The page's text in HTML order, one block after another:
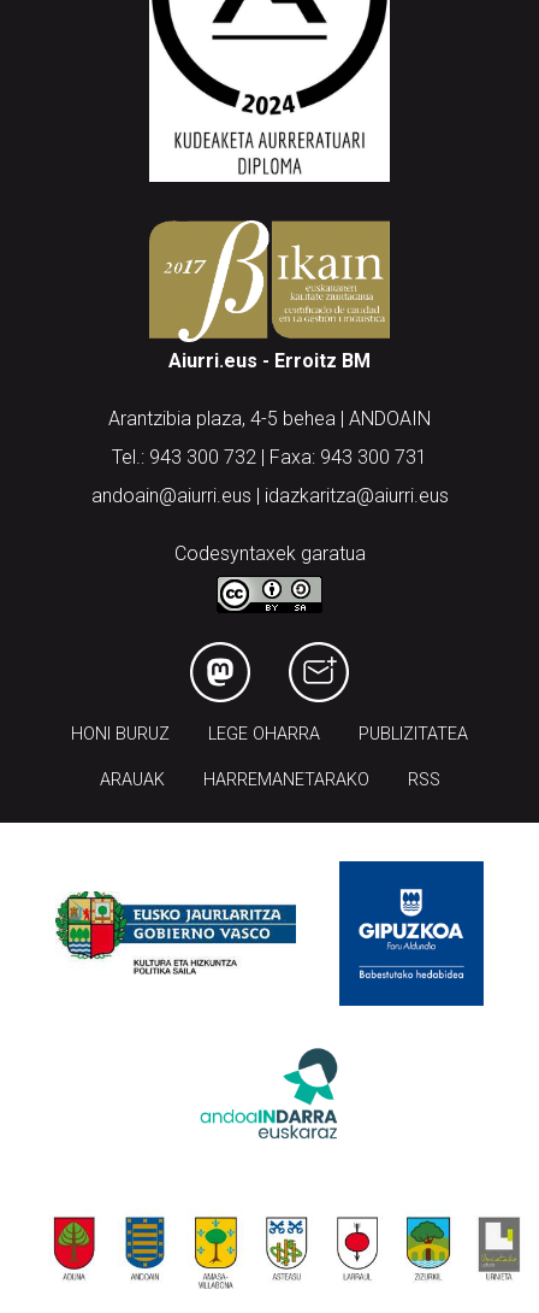
Aiurri.eus - Erroitz BM
Arantzibia plaza, 4-5 behea | ANDOAIN
Tel.: 943 300 732 | Faxa: 943 300 731
andoain@aiurri.eus | idazkaritza@aiurri.eus
Codesyntaxek garatua
HONI BURUZ LEGE OHARRA PUBLIZITATEA
ARAUAK HARREMANETARAKO RSS